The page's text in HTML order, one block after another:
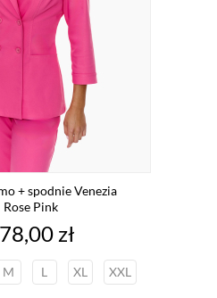
+ spodnie Venezia
Rose Pink
zł
M L XL XXL